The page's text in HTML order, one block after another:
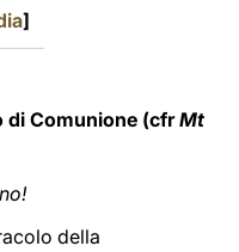
]
di Comunione (cfrMt
della